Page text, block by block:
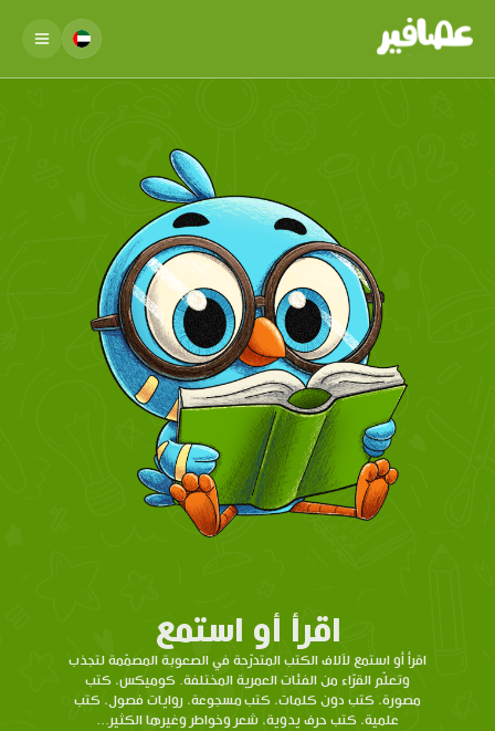
اقرأ أو استمع
اقرأ أو استمع لآلاف الكتب المتدرّحة في الصعوبة المصمّمة لتجذب
وتعلّم القرّاء من الفئات العمرية المختلفة. كوميكس، كتب
مصورة، كتب دون كلمات، كتب مسجوعة، روايات فصول، كتب
علمية، كتب حرف يدوية، شعر وخواطر وغيرها الكثير...